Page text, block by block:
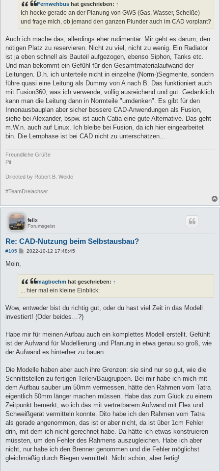
Fernwehbus hat geschrieben: ↑
Ich hocke gerade an der Planung von GWS (Gas, Wasser, Scheiße)
und frage mich, ob jemand den ganzen Plunder auch im CAD vorplant?
Auch ich mache das, allerdings eher rudimentär. Mir geht es darum, den
nötigen Platz zu reservieren. Nicht zu viel, nicht zu wenig. Ein Radiator
ist ja eben schnell als Bauteil aufgezogen, ebenso Siphon, Tanks etc.
Und man bekommt ein Gefühl für den Gesamtmaterialaufwand der
Leitungen. D.h. ich unterteile nicht in einzelne (Norm-)Segmente, sondern
führe quasi eine Leitung als Dummy von A nach B. Das funktioniert auch
mit Fusion360, was ich verwende, völlig ausreichend und gut. Gedanklich
kann man die Leitung dann in Normteile "umdenken". Es gibt für den
Innenausbauplan aber sicher bessere CAD-Anwendungen als Fusion,
siehe bei Alexander, bspw. ist auch Catia eine gute Alternative. Das geht
m.W.n. auch auf Linux. Ich bleibe bei Fusion, da ich hier eingearbeitet
bin. Die Lernphase ist bei CAD nicht zu unterschätzen...
Freundliche Grüße
Pit
Directed by Robert B. Weide
#TeamDreiachser
felix
Forumsgeist
Re: CAD-Nutzung beim Selbstausbau?
#105
B
r
a
g
2022-10-12 17:48:45
Moin,
magboehm hat geschrieben: ↑
... hier mal ein kleine Einblick:
Wow, entweder bist du richtig gut, oder du hast viel Zeit in das Modell
investiert! (Oder beides…?)
Habe mir für meinen Aufbau auch ein komplettes Modell erstellt. Gefühlt
ist der Aufwand für Modellierung und Planung in etwa genau so groß, wie
der Aufwand es hinterher zu bauen.
Die Modelle haben aber auch ihre Grenzen: sie sind nur so gut, wie die
Schnittstellen zu fertigen Teilen/Baugruppen. Bei mir habe ich mich mit
dem Aufbau sauber um 50mm vermessen, hätte den Rahmen vom Tatra
eigentlich 50mm länger machen müssen. Habe das zum Glück zu einem
Zeitpunkt bemerkt, wo ich das mit vertretbarem Aufwand mit Flex und
Schweißgerät vermitteln konnte. Dito habe ich den Rahmen vom Tatra
als gerade angenommen, das ist er aber nicht, da ist über 1cm Fehler
drin, mit dem ich nicht gerechnet habe. Da hätte ich etwas konstruieren
müssten, um den Fehler des Rahmens auszugleichen. Habe ich aber
nicht, nur habe ich den Brenner genommen und die Fehler möglichst
gleichmäßig durch Biegen vermittelt. Nicht schön, aber fertig!